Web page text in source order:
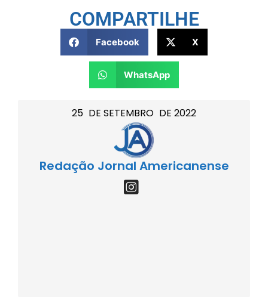
25 DE SETEMBRO DE 2022
Redação Jornal Americanense
COMPARTILHE
Facebook X
WhatsApp